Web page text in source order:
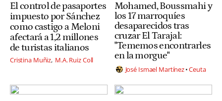
El control de pasaportes
impuesto por Sánchez
como castigo a Meloni
afectará a 1,2 millones
de turistas italianos
Cristina Muñiz M.A. Ruiz Coll
Mohamed, Boussmahi y
los 17 marroquíes
desaparecidos tras
cruzar El Tarajal:
"Tememos encontrarles
en la morgue"
José Ismael Martínez Ceuta